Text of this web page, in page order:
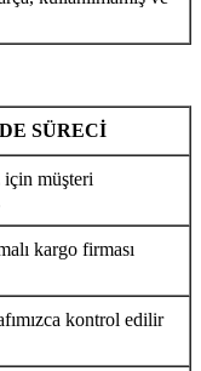
SÜRECİ
müşteri
kargo firması
kontrol edilir